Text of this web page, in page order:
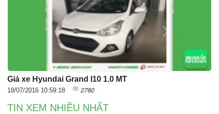
Giá xe Hyundai Grand I10 1.0 MT
18/07/2016 10:59:18 2780
TIN XEM NHIỀU NHẤT